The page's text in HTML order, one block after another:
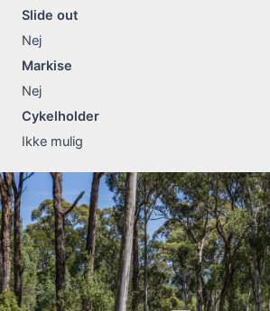
Slide out
Nej
Markise
Nej
Cykelholder
Ikke mulig